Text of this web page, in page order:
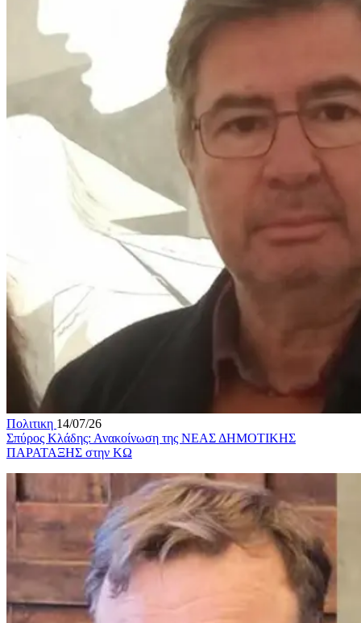
Πολιτικη 14/07/26
Σπύρος Κλάδης: Ανακοίνωση της ΝΕΑΣ ΔΗΜΟΤΙΚΗΣ
ΠΑΡΑΤΑΞΗΣ στην ΚΩ